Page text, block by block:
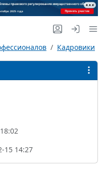
Кадровики
15 14:27